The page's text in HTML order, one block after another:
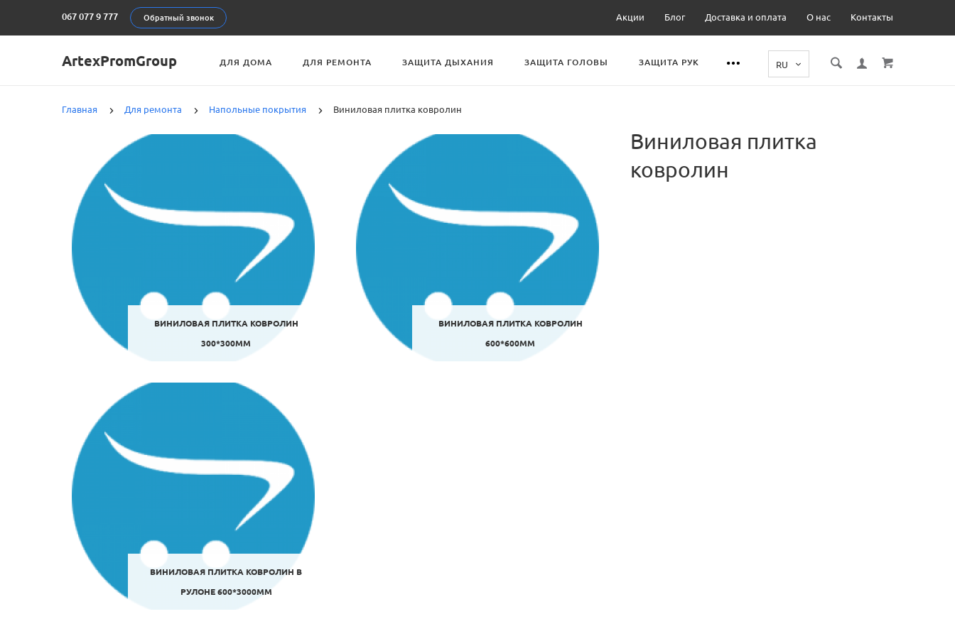
067 077 9 777 Обратный звонок Акции Блог Доставка и оплата О нас Контакты
ArtexPromGroup ДЛЯ ДОМА ДЛЯ РЕМОНТА ЗАЩИТА ДЫХАНИЯ ЗАЩИТА ГОЛОВЫ ЗАЩИТА РУК
Главная Для ремонта Напольные покрытия Виниловая плитка ковролин
Виниловая плитка
ковролин
ВИНИЛОВАЯ ПЛИТКА КОВРОЛИН
300*300ММ
ВИНИЛОВАЯ ПЛИТКА КОВРОЛИН
600*600ММ
ВИНИЛОВАЯ ПЛИТКА КОВРОЛИН В
РУЛОНЕ 600*3000ММ